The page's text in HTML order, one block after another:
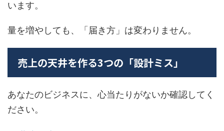
います。
量を増やしても、「届き方」は変わりません。
売上の天井を作る3つの「設計ミス」
あなたのビジネスに、心当たりがないか確認してく
ださい。